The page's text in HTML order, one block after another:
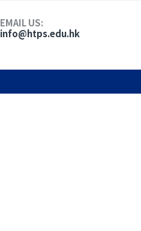
EMAIL US:
info@htps.edu.hk